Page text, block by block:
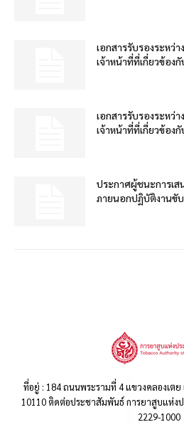
เอกสารรับรองระหว่
เจ้าหน้าที่ที่เกี่ยวข้อง
เอกสารรับรองระหว่
เจ้าหน้าที่ที่เกี่ยวข้อง
ประกาศผู้ชนะการเส
ภายนอกปฏิบัติงานขั
ที่อยู่ : 184 ถนนพระรามที่ 4 แขวงคลองเตย
10110 ติดต่อประชาสัมพันธ์ การยาสูบแห่ง
2229-1000